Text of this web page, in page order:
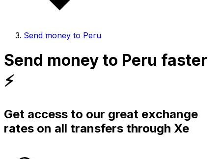
Send money to Peru
Send money to Peru faster
⚡️
Get access to our great exchange
rates on all transfers through Xe